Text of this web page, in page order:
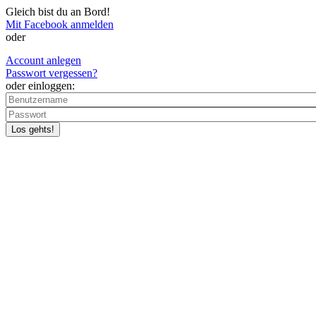
Skip to main content
Gleich bist du an Bord!
Mit Facebook anmelden
oder
Account anlegen
Passwort vergessen?
oder einloggen: